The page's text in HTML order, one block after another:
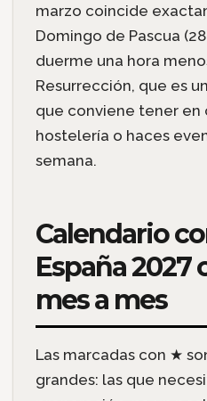
marzo coincide
Domingo de Pascua
duerme una hora
Resurrección, que es
que conviene tener en
hostelería o haces
semana.
Calendario
España 2027
mes a mes
Las marcadas con ★
grandes: las que